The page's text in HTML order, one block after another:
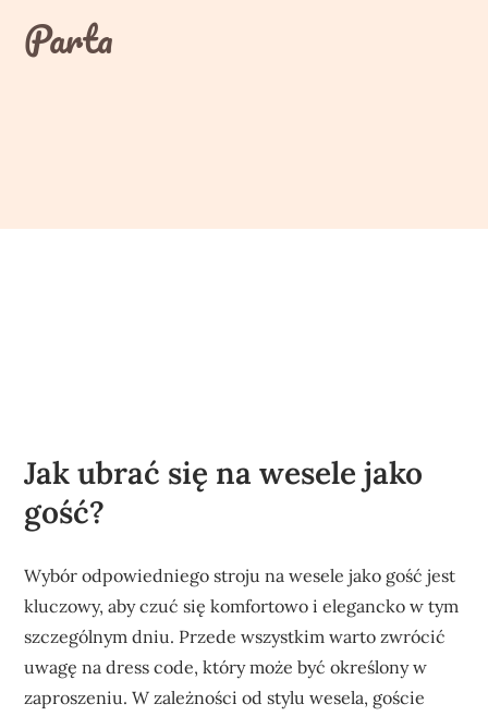
contentParta
Jak ubrać się na wesele jako
gość?
Wybór odpowiedniego stroju na wesele jako gość jest
kluczowy, aby czuć się komfortowo i elegancko w tym
szczególnym dniu. Przede wszystkim warto zwrócić
uwagę na dress code, który może być określony w
zaproszeniu. W zależności od stylu wesela, goście